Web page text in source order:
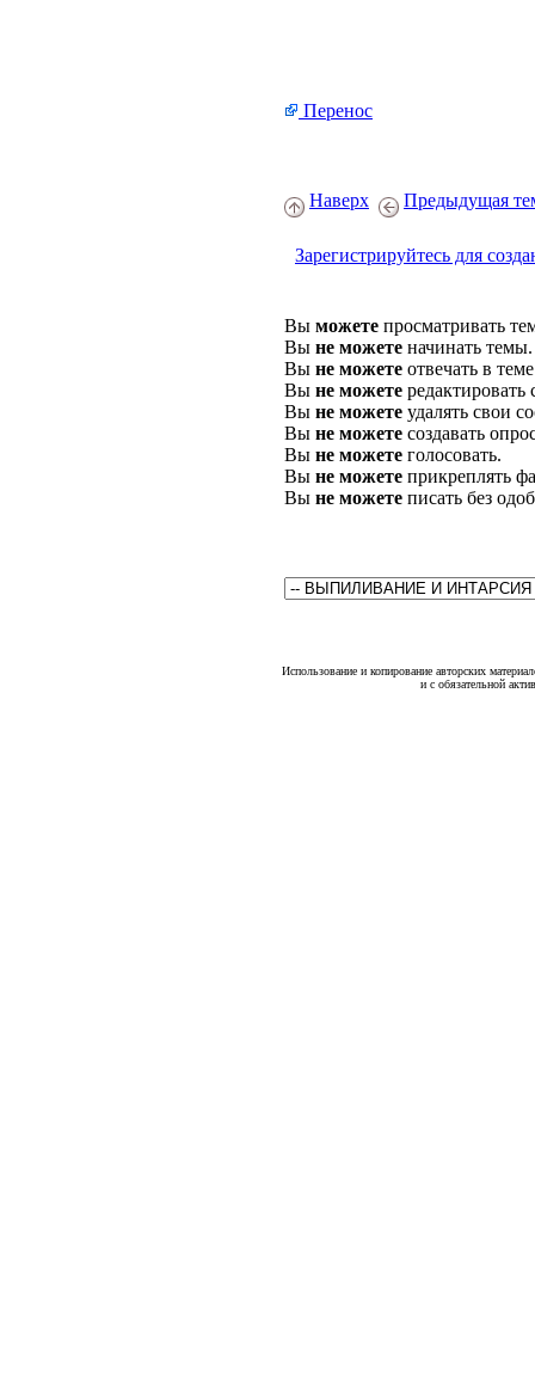
Перенос
Наверх Предыдущая
Зарегистрируйтесь для
Вы можете просматривать
Вы не можете начинать темы.
Вы не можете отвечать в
Вы не можете
Вы не можете удалять свои
Вы не можете создавать
Вы не можете голосовать.
Вы не можете прикреплять
Вы не можете писать без
Использование и копирование авторских
и с обязательной